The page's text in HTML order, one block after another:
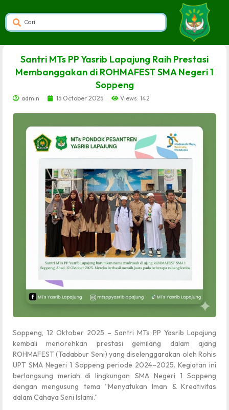
Santri MTs PP Yasrib Lapajung Raih Prestasi
Membanggakan di ROHMAFEST SMA Negeri 1
Soppeng
admin 15 October 2025 Views: 142
Soppeng, 12 Oktober 2025 – Santri MTs PP Yasrib Lapajung
kembali menorehkan prestasi gemilang dalam ajang
ROHMAFEST (Tadabbur Seni) yang diselenggarakan oleh Rohis
UPT SMA Negeri 1 Soppeng periode 2024–2025. Kegiatan ini
berlangsung meriah di lingkungan SMA Negeri 1 Soppeng
dengan mengusung tema “Menyatukan Iman & Kreativitas
dalam Cahaya Seni Islami.”